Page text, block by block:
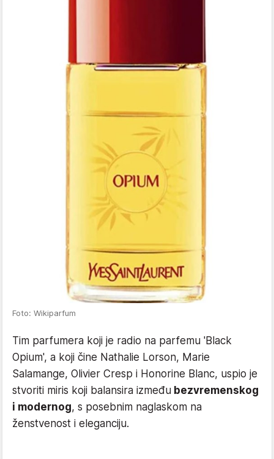
Foto: Wikiparfum
Tim parfumera koji je radio na parfemu 'Black
Opium', a koji čine Nathalie Lorson, Marie
Salamange, Olivier Cresp i Honorine Blanc, uspio je
stvoriti miris koji balansira između bezvremenskog
i modernog, s posebnim naglaskom na
ženstvenost i eleganciju.